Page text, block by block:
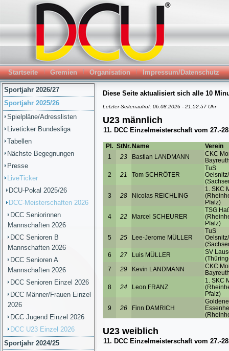
Startseite Gremien Organisation Impressum/Datenschutz
Sportjahr 2026/27
Sportjahr 2025/26
Spielpläne/Adresslisten
Liveticker Bundesliga
Tabellen
Nächste Begegnungen
Presse
LiveTicker
DCU-Pokal 2025/26
DCC-Meisterschaften 2026
DCC Seniorinnen
Mannschaften 2026
DCC Senioren B
Mannschaften 2026
DCC Senioren A
Mannschaften 2026
DCC Senioren Einzel 2026
DCC Männer/Frauen Einzel
2026
DCC Jugend Einzel 2026
DCC U23 Einzel 2026
Sportjahr 2024/25